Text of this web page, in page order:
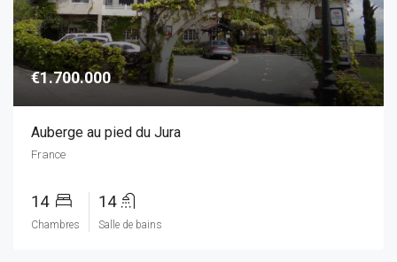
€1.700.000
Auberge au pied du Jura
France
14
Chambres
14
Salle de bains